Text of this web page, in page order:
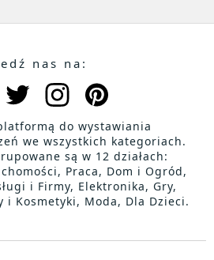
nas na:
do wystawiania
we wszystkich kategoriach.
są w 12 działach:
Praca, Dom i Ogród,
i Firmy, Elektronika, Gry,
i Kosmetyki, Moda, Dla Dzieci.